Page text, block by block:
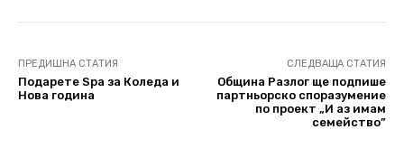
ПРЕДИШНА СТАТИЯ
Подарете Spa за Коледа и
Нова година
СЛЕДВАЩА СТАТИЯ
Община Разлог ще подпише
партньорско споразумение
по проект „И аз имам
семейство”